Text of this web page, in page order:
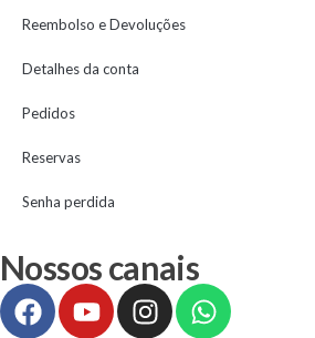
Reembolso e Devoluções
Detalhes da conta
Pedidos
Reservas
Senha perdida
Nossos canais